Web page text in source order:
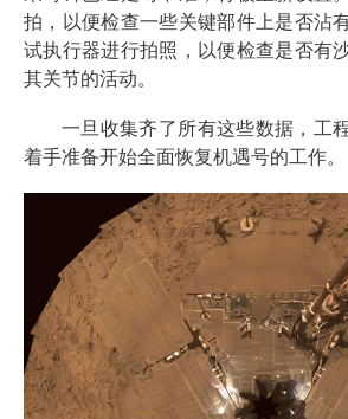
拍，以便检查一些关键部件上是否沾
试执行器进行拍照，以便检查是否有
其关节的活动。
一旦收集齐了所有这些数据，工
着手准备开始全面恢复机遇号的工作。